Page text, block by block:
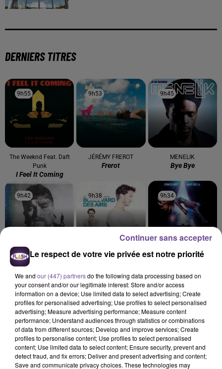
DERNIERS TITRES
9h55
9h55
The Weeknd Feat. Daft
Punk
I Feel It Coming
9h53
9h53
JÉRÉMY FREROT
Frerot
9h45
9h45
MENELIK
Bye Bye
9h42
9h42
TEDDY SWIMS
Mr Know It All
9h38
9h38
Boulevard Des Airs Feat.
Allez Reste
9h34
9h34
JENNIFER LOPEZ
Cet élément est masqué compte-tenu du refus du
dépôt de cookies que vous avez exprimé. Si vous
souhaitez l'afficher, merci de nous donner votre accord
Le respect de votre vie privée est notre priorité
We and our (447) partnersdo the following data processing based on
your consent and/or our legitimate interest: Store and/or access
information on a device; Use limited data to select advertising; Create
profiles for personalised advertising; Use profiles to select personalised
advertising; Measure advertising performance; Measure content
performance; Understand audiences through statistics or combinations
of data from different sources; Develop and improve services; Create
profiles to personalise content; Use profiles to select personalised
content; Use limited data to select content; Ensure security, prevent and
detect fraud, and fix errors; Deliver and present advertising and content;
Save and communicate privacy choices. These technologies may
Continuer sans accepter